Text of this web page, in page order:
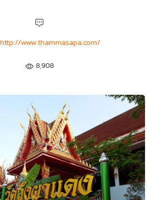
http://www.thammasapa.com/
8,908